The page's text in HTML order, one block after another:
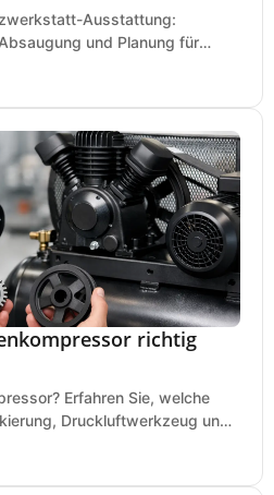
Ausstattung:
und Planung für
richtig
Erfahren Sie, welche
Druckluftwerkzeug und